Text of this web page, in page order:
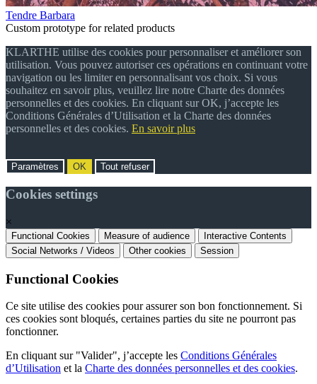
Tendre Barbara
Custom prototype for related products
KLARTHE utilise des cookies pour personnaliser et améliorer son
utilisation. Vous pouvez autoriser ces opérations en continuant votre
navigation ou les limiter en personnalisant vos choix. Si vous
souhaitez en savoir plus, veuillez lire notre Charte des données
personnelles et des cookies. En cliquant sur OK, j’accepte les
Conditions Générales d’Utilisation et la Charte des données
personnelles et des cookies. En savoir plus
Paramètres OK Tout refuser
Cookies settings
×
Functional Cookies Measure of audience
Interactive Contents
Social Networks / Videos
Other cookies Session
Functional Cookies
Ce site utilise des cookies pour assurer son bon fonctionnement. Si
ces cookies sont bloqués, certaines parties du site ne pourront pas
fonctionner.
En cliquant sur "Valider", j’accepte les Conditions Générales
d’Utilisation et la Charte des données personnelles et des cookies.